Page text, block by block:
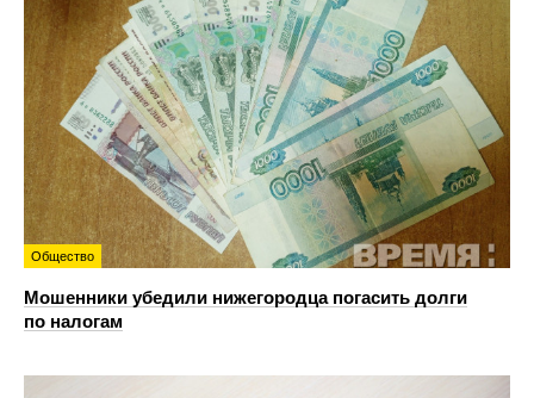
Общество
Мошенники убедили нижегородца погасить долги
по налогам